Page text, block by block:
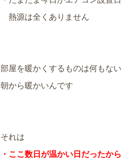
熱源は全くありません
部屋を暖かくするものは何もな
朝から暖かいんです
それは
・ここ数日が温かい日だったから